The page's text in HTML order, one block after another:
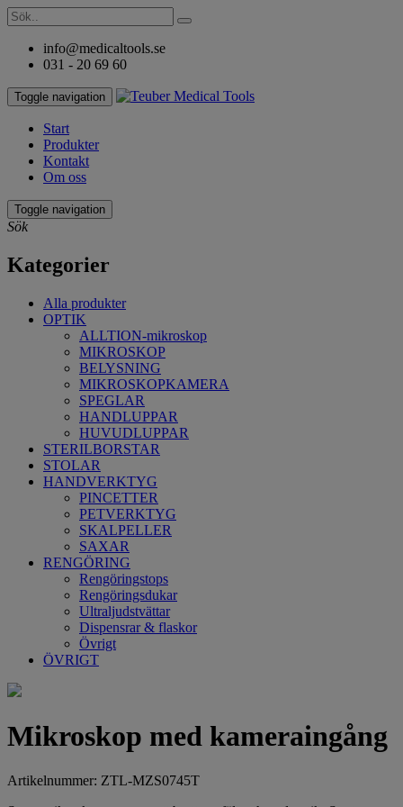
info@medicaltools.se
031 - 20 69 60
Toggle navigation
Start
Produkter
Kontakt
Om oss
Toggle navigation
Sök
Kategorier
Alla produkter
OPTIK
ALLTION-mikroskop
MIKROSKOP
BELYSNING
MIKROSKOPKAMERA
SPEGLAR
HANDLUPPAR
HUVUDLUPPAR
STERILBORSTAR
STOLAR
HANDVERKTYG
PINCETTER
PETVERKTYG
SKALPELLER
SAXAR
RENGÖRING
Rengöringstops
Rengöringsdukar
Ultraljudstvättar
Dispensrar & flaskor
Övrigt
ÖVRIGT
Mikroskop med kameraingång
Artikelnummer: ZTL-MZS0745T